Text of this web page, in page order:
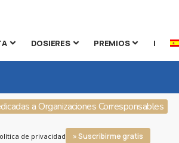
DOSIERES PREMIOS |
a Organizaciones Corresponsables
de privacidad » Suscribirme gratis